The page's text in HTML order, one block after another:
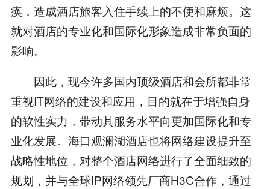
痪，造成酒店旅客入住手续上的不便和麻烦。这
就对酒店的专业化和国际化形象造成非常负面的
影响。
因此，现今许多国内顶级酒店和会所都非常
重视IT网络的建设和应用，目的就在于增强自身
的软性实力，带动其服务水平向更加国际化和专
业化发展。海口观澜湖酒店也将网络建设提升至
战略性地位，对整个酒店网络进行了全面细致的
规划，并与全球IP网络领先厂商H3C合作，通过